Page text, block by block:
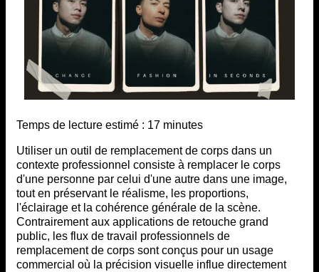
Temps de lecture estimé : 17 minutes
Utiliser un outil de remplacement de corps dans un
contexte professionnel consiste à remplacer le corps
d'une personne par celui d'une autre dans une image,
tout en préservant le réalisme, les proportions,
l'éclairage et la cohérence générale de la scène.
Contrairement aux applications de retouche grand
public, les flux de travail professionnels de
remplacement de corps sont conçus pour un usage
commercial où la précision visuelle influe directement